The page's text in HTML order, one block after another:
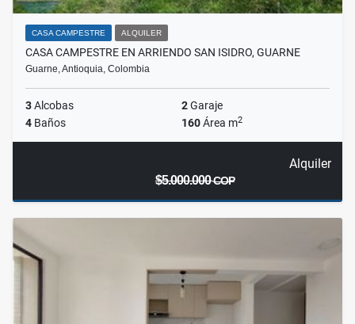
CASA CAMPESTRE ALQUILER
CASA CAMPESTRE EN ARRIENDO SAN ISIDRO, GUARNE
Guarne, Antioquia, Colombia
3Alcobas 2Garaje
4 Baños 160Área m2
Alquiler
$5.000.000COP